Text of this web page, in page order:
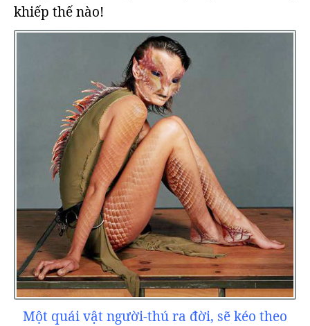
khiếp thế nào!
Một quái vật người-thú ra đời, sẽ kéo theo